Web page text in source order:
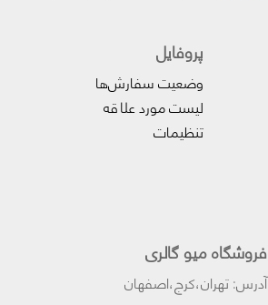
پروفایل‌
وضعیت سفارش‌ها
لیست مورد علاقه
تنظیمات
فروشگاه میو گالری
آدرس: تهران،کرج،اصفهان